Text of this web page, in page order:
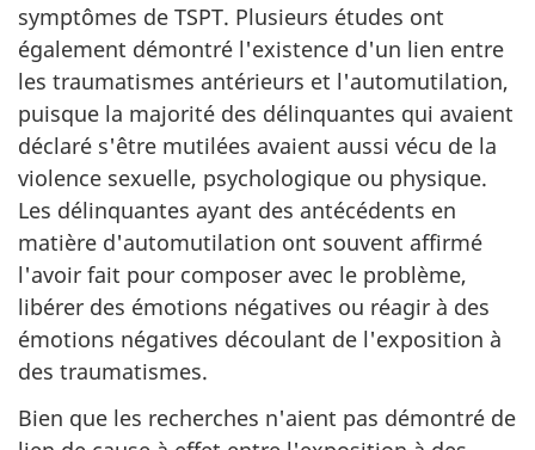
symptômes de TSPT. Plusieurs études ont
également démontré l'existence d'un lien entre
les traumatismes antérieurs et l'automutilation,
puisque la majorité des délinquantes qui avaient
déclaré s'être mutilées avaient aussi vécu de la
violence sexuelle, psychologique ou physique.
Les délinquantes ayant des antécédents en
matière d'automutilation ont souvent affirmé
l'avoir fait pour composer avec le problème,
libérer des émotions négatives ou réagir à des
émotions négatives découlant de l'exposition à
des traumatismes.
Bien que les recherches n'aient pas démontré de